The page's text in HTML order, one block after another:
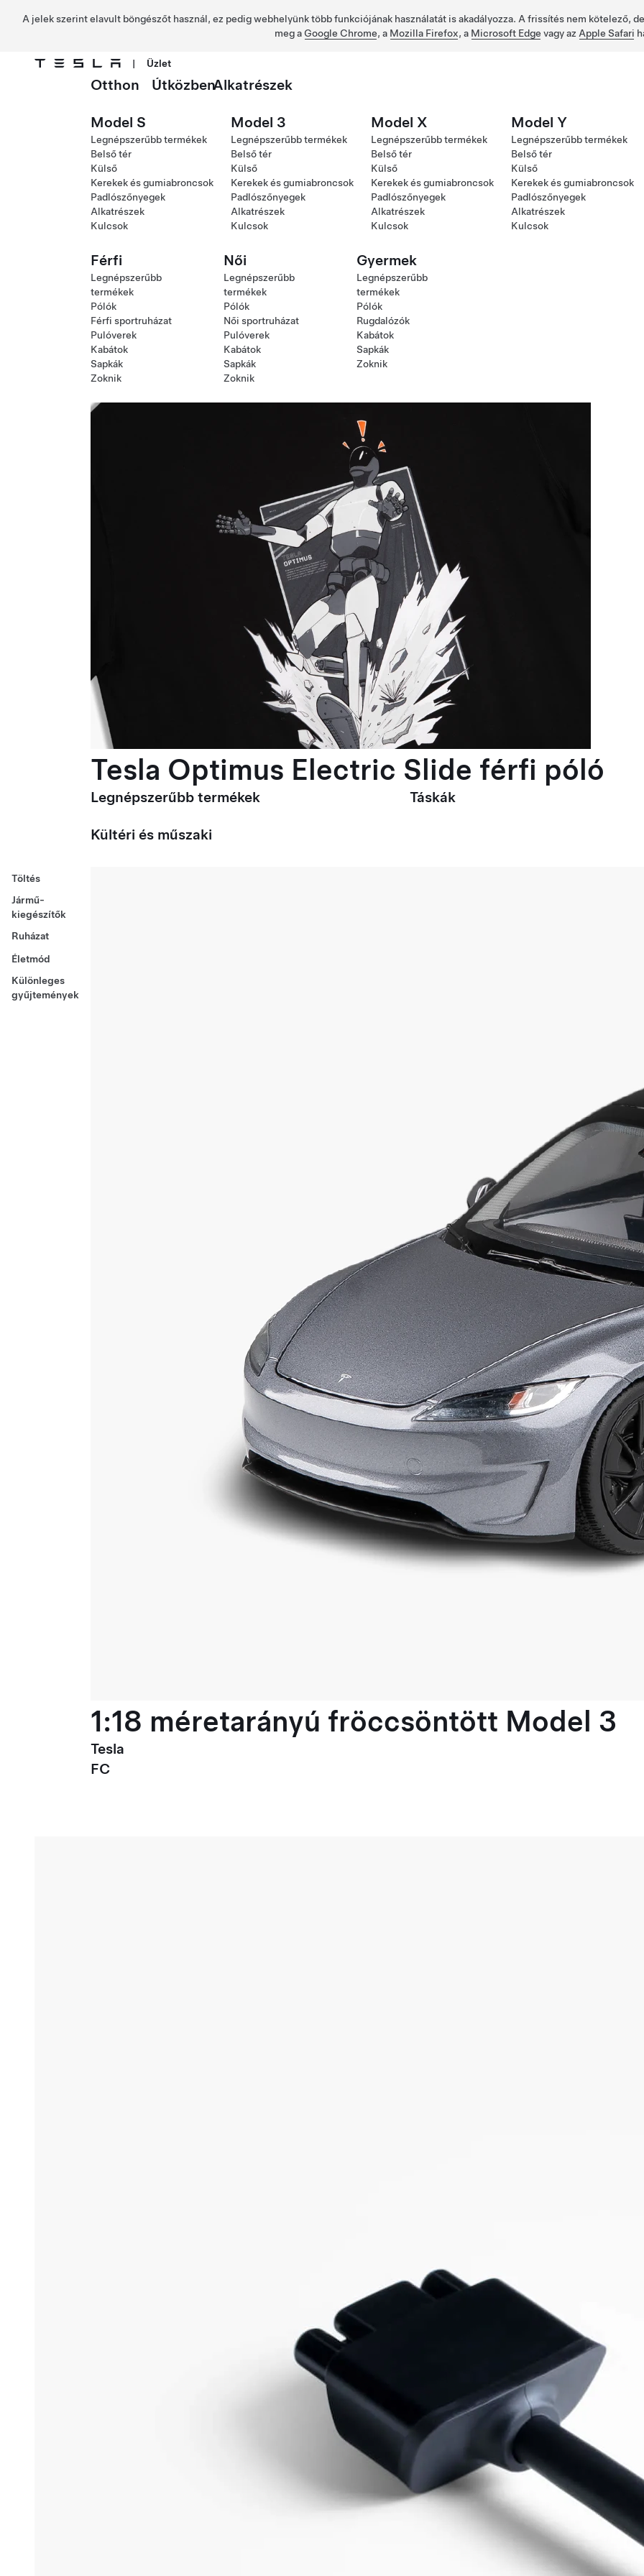
A jelek szerint elavult böngészőt használ, ez pedig webhelyünk több funkciójának használatát is akadályozza. A frissítés nem kötelező,
meg a Google Chrome, a Mozilla Firefox, a Microsoft Edge vagy az Apple Safari
Ugrás a fő tartalomra
| Üzlet
Töltés
Jármű-
kiegészítők
Ruházat
Életmód
Különleges
gyűjtemények
Otthon ÚtközbenAlkatrészek
Model S
Legnépszerűbb termékek
Belső tér
Külső
Kerekek és gumiabroncsok
Padlószőnyegek
Alkatrészek
Kulcsok
Model 3
Legnépszerűbb termékek
Belső tér
Külső
Kerekek és gumiabroncsok
Padlószőnyegek
Alkatrészek
Kulcsok
Model X
Legnépszerűbb termékek
Belső tér
Külső
Kerekek és gumiabroncsok
Padlószőnyegek
Alkatrészek
Kulcsok
Model Y
Legnépszerűbb termékek
Belső tér
Külső
Kerekek és gumiabroncsok
Padlószőnyegek
Alkatrészek
Kulcsok
Férfi
Legnépszerűbb
termékek
Pólók
Férfi sportruházat
Pulóverek
Kabátok
Sapkák
Zoknik
Női
Legnépszerűbb
termékek
Pólók
Női sportruházat
Pulóverek
Kabátok
Sapkák
Zoknik
Gyermek
Legnépszerűbb
termékek
Pólók
Rugdalózók
Kabátok
Sapkák
Zoknik
Tesla Optimus Electric Slide férfi póló
Legnépszerűbb termékek Táskák
Kültéri és műszaki
1:18 méretarányú fröccsöntött Model 3
Tesla
FC